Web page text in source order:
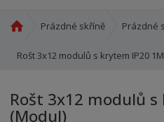
o
í
s
Prázdné skříně Prázdné
Rošt 3x12 modulů s krytem IP20
Rošt 3x12 modulů
(Modul)